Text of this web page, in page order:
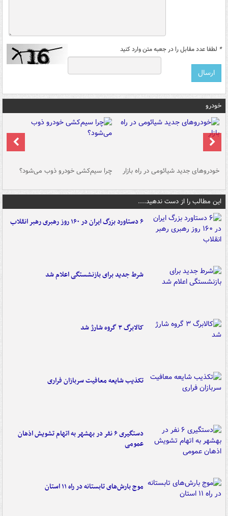
* لطفا عدد مقابل را در جعبه متن وارد کنید
خودرو
خودروهای جدید شیائومی در راه بازار چرا سیم‌کشی خودرو ذوب می‌شود؟
این مطالب را از دست ندهید....
۶ دستاورد بزرگ ایران در ۱۶۰ روز رهبری رهبر انقلاب
شرط جدید برای بازنشستگی اعلام شد
کالابرگ ۳ گروه شارژ شد
تکذیب شایعه معافیت سربازان فراری
دستگیری ۶ نفر در بهشهر به اتهام تشویش اذهان
عمومی
موج بارش‌های تابستانه در راه ۱۱ استان